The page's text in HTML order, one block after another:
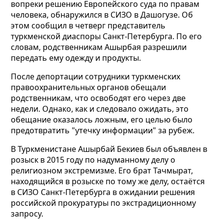
вопреки решению Европейского суда по правам
человека, обнаружился в СИЗО в Дашогузе. Об
этом сообщил в четверг представитель
туркменской диаспоры Санкт-Петербурга. По его
словам, родственникам Ашырбая разрешили
передать ему одежду и продукты.
После депортации сотрудники туркменских
правоохранительных органов обещали
родственникам, что освободят его через две
недели. Однако, как и следовало ожидать, это
обещание оказалось ложным, его целью было
предотвратить "утечку информации" за рубеж.
В Туркменистане Ашырбай Бекиев был объявлен в
розыск в 2015 году по надуманному делу о
религиозном экстремизме. Его брат Тачмырат,
находящийся в розыске по тому же делу, остаётся
в СИЗО Санкт-Петербурга в ожидании решения
российской прокуратуры по экстрадиционному
запросу.